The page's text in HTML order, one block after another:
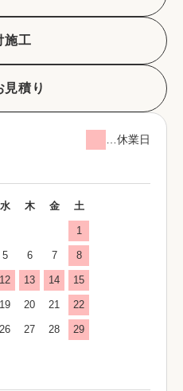
施工
見積り
…休業日
水 木 金 土
1
5 6 7 8
12 13 14 15
19 20 21 22
26 27 28 29